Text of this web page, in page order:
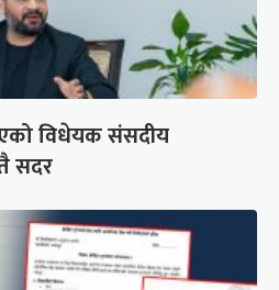
विधेयक संसदीय
सदर